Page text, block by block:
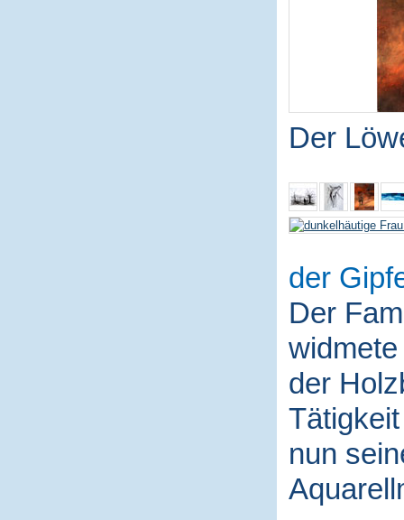
Der
der
Der
der
nun